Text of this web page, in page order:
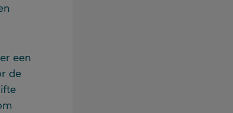
een
de